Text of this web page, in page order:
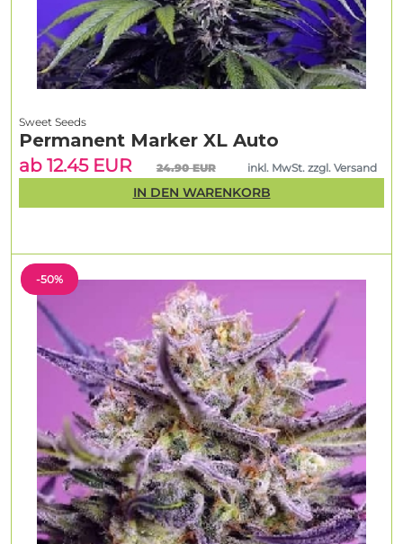
-50%
Sweet Seeds
Permanent Marker XL Auto
ab 12.45 EUR
24.90 EUR inkl. MwSt. zzgl. Versand
IN DEN WARENKORB